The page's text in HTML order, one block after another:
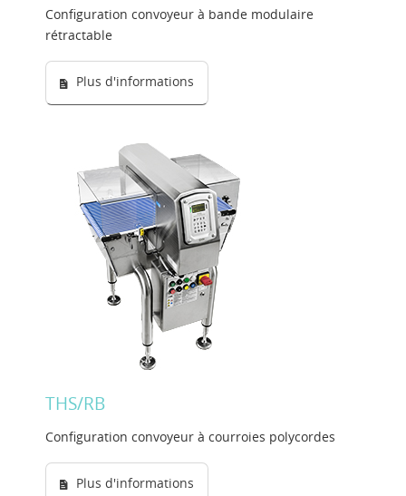
Configuration convoyeur à bande modulaire
rétractable
Plus d'informations
THS/RB
Configuration convoyeur à courroies polycordes
Plus d'informations